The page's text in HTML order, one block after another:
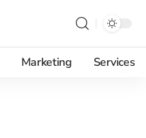
Marketing Services